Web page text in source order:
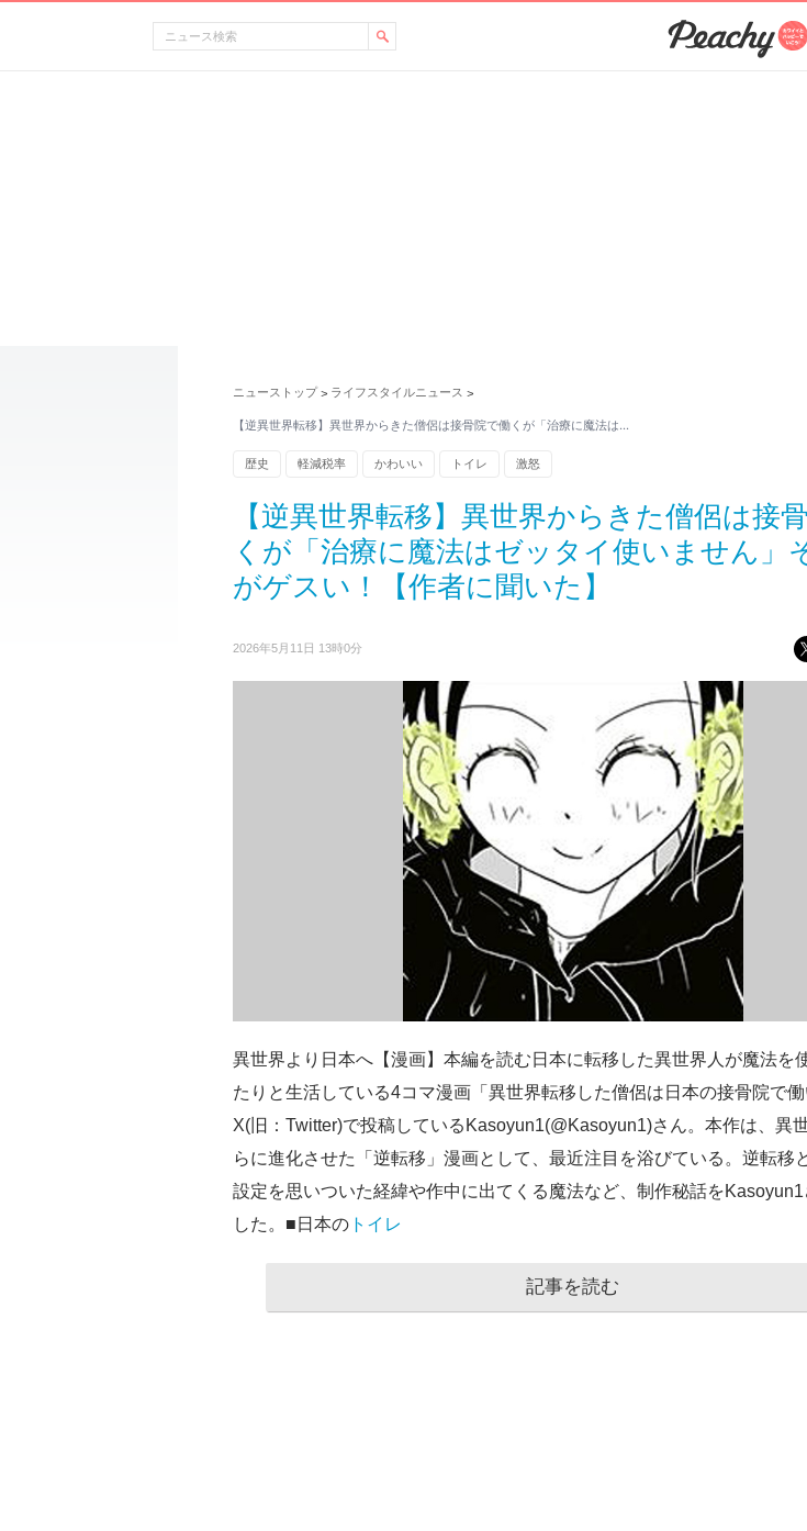
ニューストップ > ライフスタイルニュース >
【逆異世界転移】異世界からきた僧侶は接骨院で働くが「治療に魔法は…
歴史 軽減税率 かわいい トイレ 激怒
【逆異世界転移】異世界からきた僧侶は接
くが「治療に魔法はゼッタイ使いません」
がゲスい！【作者に聞いた】
2026年5月11日 13時0分
異世界より日本へ【漫画】本編を読む日本に転移した異世界人が魔法を
たりと生活している4コマ漫画「異世界転移した僧侶は日本の接骨院で
X(旧：Twitter)で投稿しているKasoyun1(@Kasoyun1)さん。本作は、異
らに進化させた「逆転移」漫画として、最近注目を浴びている。逆転移
設定を思いついた経緯や作中に出てくる魔法など、制作秘話をKasoyun1
した。■日本の トイレ
記事を読む